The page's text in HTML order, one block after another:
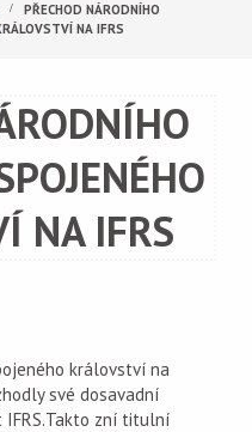
PŘECHOD NÁRODNÍHO
NA IFRS
NA IFRS
království na
své dosavadní
IFRS.Takto zní titulní